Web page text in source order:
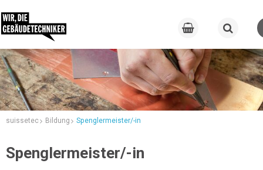
suissetec Bildung Spenglermeister/-in
Spenglermeister/-in